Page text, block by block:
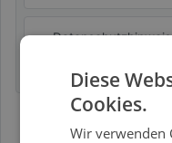
Datenschutzhinweis
Diese
Cookies.
Wir verwenden